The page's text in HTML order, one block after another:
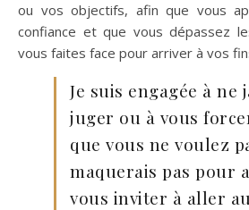
ou vos objectifs, afin que vous
confiance et que vous dépassez
vous faites face pour arriver à vos
Je suis engagée à ne
juger ou à vous
que vous ne voulez
maquerais pas pour
vous inviter à aller